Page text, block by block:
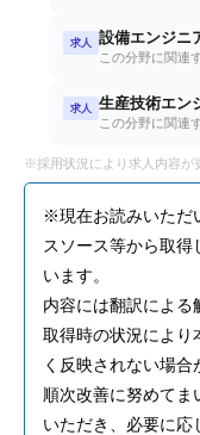
求人 設備エンジニ
この分野に関連
求人 生産技術エン
この分野に関連
※採用状況により求人内容が
※現在お読みいただ
スソース等から取
います。
内容には翻訳による
取得時の状況により
く反映されない場合
順次改善に努めてま
いただき、必要に応